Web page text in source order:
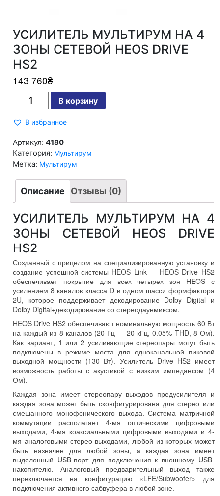
УСИЛИТЕЛЬ МУЛЬТИРУМ НА 4
ЗОНЫ СЕТЕВОЙ HEOS DRIVE
HS2
143 760₴
МУЛЬТИРУМ
4
СЕТЕВОЙ
HEOS
DRIVE
HS2
В корзину
В избранное
Артикул:4180
Категория: Мультирум
Метка: Мультирум
Описание Отзывы (0)
УСИЛИТЕЛЬ МУЛЬТИРУМ НА 4
ЗОНЫ СЕТЕВОЙ HEOS DRIVE
HS2
Созданный с прицелом на специализированную установку и
создание успешной системы HEOS Link — HEOS Drive HS2
обеспечивает покрытие для всех четырех зон HEOS с
усилением 8 каналов класса D в одном шасси формфактора
2U, которое поддерживает декодирование Dolby Digital и
Dolby Digital+декодирование со стереодаунмиксом.
HEOS Drive HS2 обеспечивают номинальную мощность 60 Вт
на каждый из 8 каналов (20 Гц — 20 кГц, 0.05% THD, 8 Ом).
Как вариант, 1 или 2 усиливающие стереопары могут быть
подключены в режиме моста для одноканальной пиковой
выходной мощности (130 Вт). Усилитель Drive HS2 имеет
возможность работы с акустикой с низким импедансом (4
Ом).
Каждая зона имеет стереопару выходов предусилителя и
каждая зона может быть сконфигурирована для стерео или
смешанного монофонического выхода. Система матричной
коммутации располагает 4-мя оптическими цифровыми
выходами, 4-мя коаксиальными цифровыми выходами и 4-
мя аналоговыми стерео-выходами, любой из которых может
быть назначен для любой зоны, а каждая зона имеет
выделенный USB-порт для подключения к внешнему USB-
накопителю. Аналоговый предварительный выход также
переключается на конфигурацию «LFE/Subwoofer» для
подключения активного сабвуфера в любой зоне.